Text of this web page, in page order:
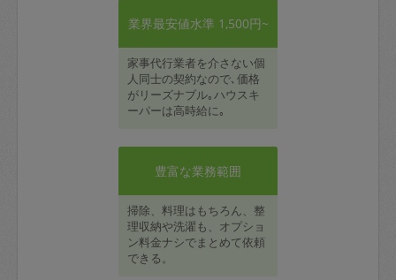
業界最安値水準 1,500円~
家事代行業者を介さない個
人同士の契約なので､価格
がリーズナブル｡ハウスキ
ーパーは高時給に｡
豊富な業務範囲
掃除、料理はもちろん、整
理収納や洗濯も、オプショ
ン料金ナシでまとめて依頼
できる。